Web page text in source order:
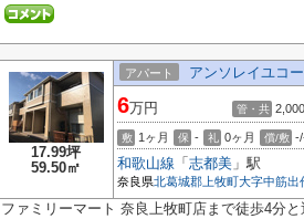
17.99坪
59.50㎡
アパート アンソレイユコ
6万円 管・共
敷 1ヶ月 保 - 礼 0ヶ月 償/敷
和歌山線 「 志都美 」駅
奈良県北葛城郡上牧町大字中筋出
ファミリーマート 奈良上牧町店まで徒歩4分